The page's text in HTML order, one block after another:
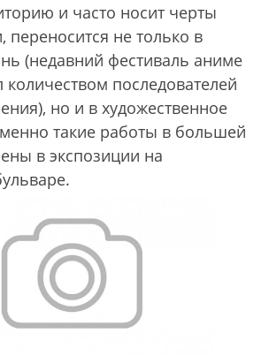
и часто носит черты
переносится не только в
(недавний фестиваль аниме
последователей
но и в художественное
такие работы в большей
в экспозиции на